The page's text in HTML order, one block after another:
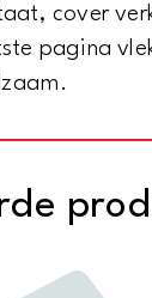
cover
pagina